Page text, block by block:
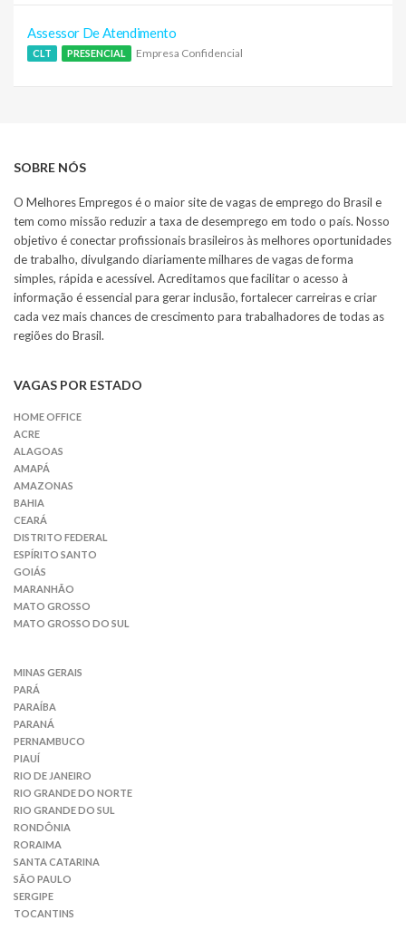
Assessor De Atendimento
CLT PRESENCIAL Empresa Confidencial
SOBRE NÓS
O Melhores Empregos é o maior site de vagas de emprego do Brasil e
tem como missão reduzir a taxa de desemprego em todo o país. Nosso
objetivo é conectar profissionais brasileiros às melhores oportunidades
de trabalho, divulgando diariamente milhares de vagas de forma
simples, rápida e acessível. Acreditamos que facilitar o acesso à
informação é essencial para gerar inclusão, fortalecer carreiras e criar
cada vez mais chances de crescimento para trabalhadores de todas as
regiões do Brasil.
VAGAS POR ESTADO
HOME OFFICE
ACRE
ALAGOAS
AMAPÁ
AMAZONAS
BAHIA
CEARÁ
DISTRITO FEDERAL
ESPÍRITO SANTO
GOIÁS
MARANHÃO
MATO GROSSO
MATO GROSSO DO SUL
MINAS GERAIS
PARÁ
PARAÍBA
PARANÁ
PERNAMBUCO
PIAUÍ
RIO DE JANEIRO
RIO GRANDE DO NORTE
RIO GRANDE DO SUL
RONDÔNIA
RORAIMA
SANTA CATARINA
SÃO PAULO
SERGIPE
TOCANTINS